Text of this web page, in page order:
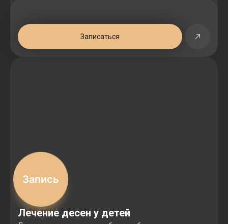
Записаться
Лечение десен у детей
Запись